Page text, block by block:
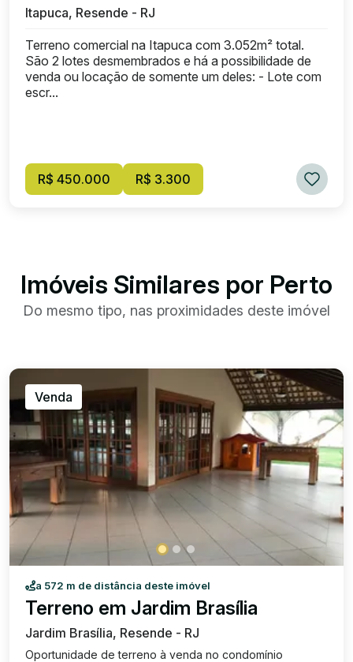
Itapuca, Resende - RJ
Terreno comercial na Itapuca com 3.052m² total.
São 2 lotes desmembrados e há a possibilidade de
venda ou locação de somente um deles: - Lote com
escr...
R$ 450.000 R$ 3.300
Imóveis Similares por Perto
Do mesmo tipo, nas proximidades deste imóvel
Venda
a 572 m de distância deste imóvel
Terreno em Jardim Brasília
Jardim Brasília, Resende - RJ
Oportunidade de terreno à venda no condomínio